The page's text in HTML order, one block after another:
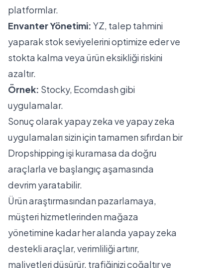
platformlar.
Envanter Yönetimi: YZ, talep tahmini
yaparak stok seviyelerini optimize eder ve
stokta kalma veya ürün eksikliği riskini
azaltır.
Örnek: Stocky, Ecomdash gibi
uygulamalar.
Sonuç olarak yapay zeka ve yapay zeka
uygulamaları sizin için tamamen sıfırdan bir
Dropshipping işi kuramasa da doğru
araçlarla ve başlangıç aşamasında
devrim yaratabilir.
Ürün araştırmasından pazarlamaya,
müşteri hizmetlerinden mağaza
yönetimine kadar her alanda yapay zeka
destekli araçlar, verimliliği artırır,
maliyetleri düşürür, trafiğinizi çoğaltır ve